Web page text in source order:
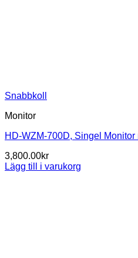
Snabbkoll
Monitor
HD-WZM-700D, Singel Monitor
3,800.00kr
Lägg till i varukorg